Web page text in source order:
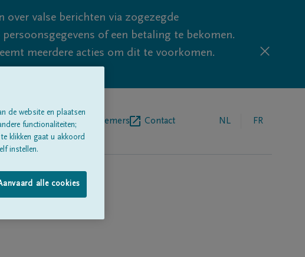
over valse berichten via zogezegde
of een betaling te bekomen.
meerdere acties om dit te voorkomen.
onsBegrafenisondernemers Contact NL FR
de website en plaatsen
functionaliteiten;
klikken gaat u akkoord
instellen.
alle cookies